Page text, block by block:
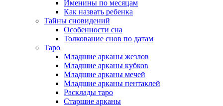
Именины по месяцам
Как назвать ребенка
Тайны сновидений
Особенности сна
Толкование снов по датам
Таро
Младшие арканы жезлов
Младшие арканы кубков
Младшие арканы мечей
Младшие арканы пентаклей
Расклады таро
Старшие арканы